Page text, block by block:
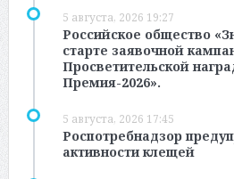
5 августа, 2026 19:27
Российское общество
старте заявочной
Просветительской
Премия-2026».
5 августа, 2026 17:45
Роспотребнадзор
активности клещей